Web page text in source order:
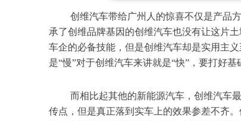
创维汽车带给广州人的惊喜不仅是产品
承了创维品牌基因的创维汽车也没有让这片
车企的必备技能，但是创维汽车却是实用主
是“慢”对于创维汽车来讲就是“快”，要打好基
而相比起其他的新能源汽车，创维汽车
传点，但是真正落到实车上的效果参差不齐